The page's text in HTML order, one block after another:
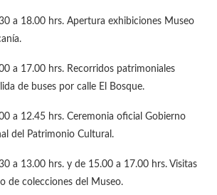
a 18.00 hrs. Apertura exhibiciones Museo
a 17.00 hrs. Recorridos patrimoniales
de buses por calle El Bosque.
a 12.45 hrs. Ceremonia oficial Gobierno
del Patrimonio Cultural.
a 13.00 hrs. y de 15.00 a 17.00 hrs. Visitas
de colecciones del Museo.